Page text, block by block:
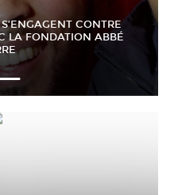
CONTRE
LA FONDATION ABBÉ